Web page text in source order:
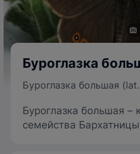
Буроглазка
Буроглазка большая
Буроглазка большая –
семейства